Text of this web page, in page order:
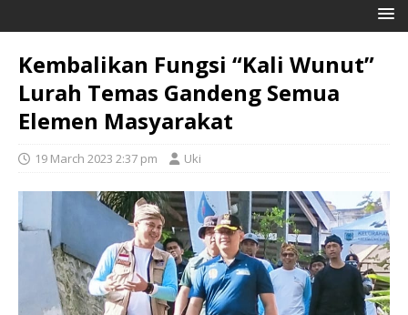
Kembalikan Fungsi “Kali Wunut”
Lurah Temas Gandeng Semua
Elemen Masyarakat
19 March 2023 2:37 pm Uki